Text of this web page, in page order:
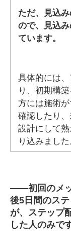
ただ、見込
ので、見込
ています。
具体的には
り、初期構
方には施術
確認したり
設計にして
り込みました
――初回のメ
後5日間のス
が、ステップ
した人のみで